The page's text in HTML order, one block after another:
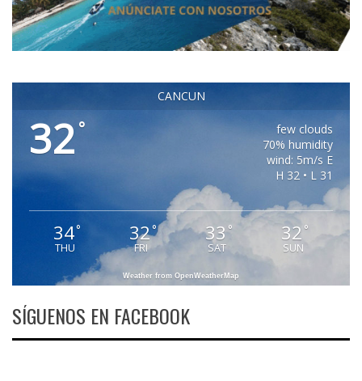
CANCUN
32 °
few clouds
70% humidity
wind: 5m/s E
H 32 • L 31
34°
THU
32°
FRI
33 °
SAT
32 °
SUN
Weather from OpenWeatherMap
SÍGUENOS EN FACEBOOK